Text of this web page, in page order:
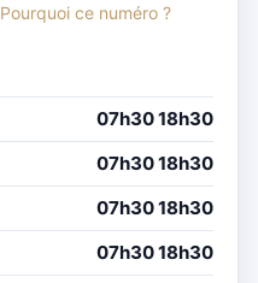
Pourquoi ce numéro ?
07h30 18h30
07h30 18h30
07h30 18h30
07h30 18h30